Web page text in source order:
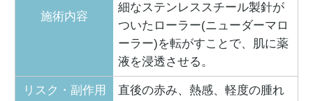
施術内容
細なステンレススチール製針が
ついたローラー(ニューダーマロ
ーラー)を転がすことで、肌に薬
液を浸透させる。
リスク・副作用
直後の赤み、熱感、軽度の腫れ